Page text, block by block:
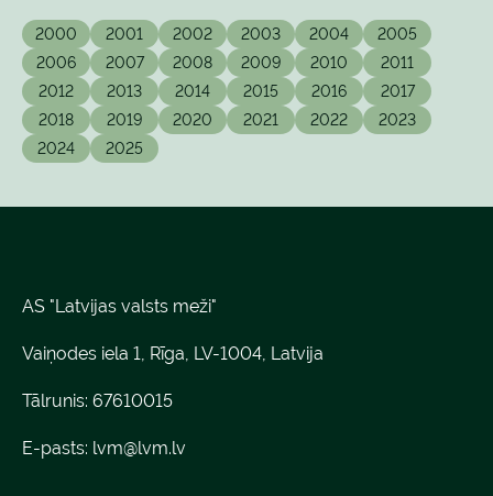
2000 2001 2002 2003 2004
2005
2006
2007 2008 2009 2010
2011
2012
2013 2014 2015 2016
2017
2018
2019 2020 2021 2022
2023
2024
2025
AS "Latvijas valsts meži"
Vaiņodes iela 1, Rīga, LV-1004, Latvija
Tālrunis: 67610015
E-pasts: lvm@lvm.lv